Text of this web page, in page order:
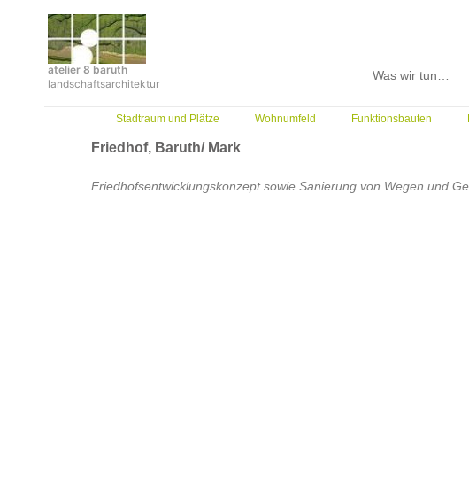
springen
atelier 8 baruth
landschaftsarchitektur
Was wir tun…
Stadtraum und Plätze Wohnumfeld Funktionsbauten
Friedhof, Baruth/ Mark
Friedhofsentwicklungskonzept sowie Sanierung von Wegen und